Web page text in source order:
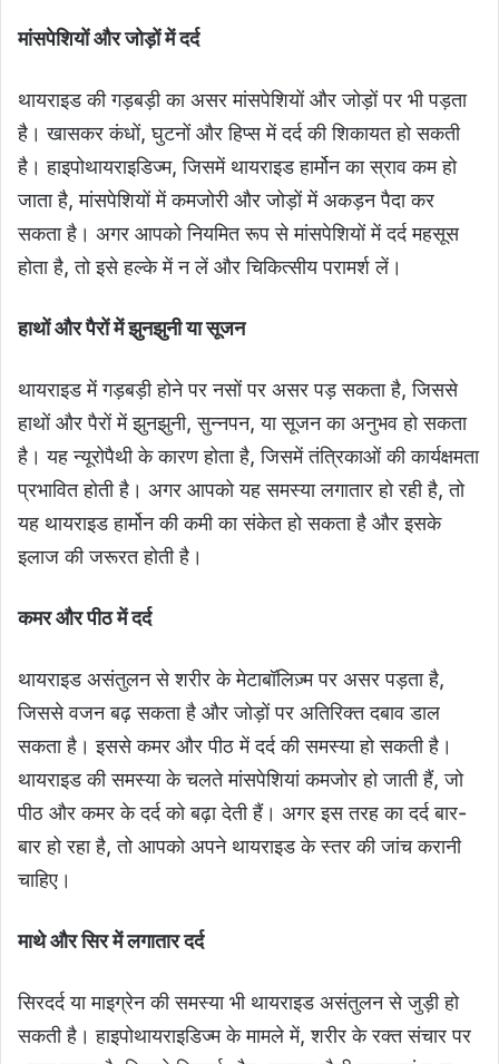
मांसपेशियों और जोड़ों में दर्द
थायराइड की गड़बड़ी का असर मांसपेशियों और जोड़ों पर भी पड़ता
है। खासकर कंधों, घुटनों और हिप्स में दर्द की शिकायत हो सकती
है। हाइपोथायराइडिज्म, जिसमें थायराइड हार्मोन का स्राव कम हो
जाता है, मांसपेशियों में कमजोरी और जोड़ों में अकड़न पैदा कर
सकता है। अगर आपको नियमित रूप से मांसपेशियों में दर्द महसूस
होता है, तो इसे हल्के में न लें और चिकित्सीय परामर्श लें।
हाथों और पैरों में झुनझुनी या सूजन
थायराइड में गड़बड़ी होने पर नसों पर असर पड़ सकता है, जिससे
हाथों और पैरों में झुनझुनी, सुन्नपन, या सूजन का अनुभव हो सकता
है। यह न्यूरोपैथी के कारण होता है, जिसमें तंत्रिकाओं की कार्यक्षमता
प्रभावित होती है। अगर आपको यह समस्या लगातार हो रही है, तो
यह थायराइड हार्मोन की कमी का संकेत हो सकता है और इसके
इलाज की जरूरत होती है।
कमर और पीठ में दर्द
थायराइड असंतुलन से शरीर के मेटाबॉलिज़्म पर असर पड़ता है,
जिससे वजन बढ़ सकता है और जोड़ों पर अतिरिक्त दबाव डाल
सकता है। इससे कमर और पीठ में दर्द की समस्या हो सकती है।
थायराइड की समस्या के चलते मांसपेशियां कमजोर हो जाती हैं, जो
पीठ और कमर के दर्द को बढ़ा देती हैं। अगर इस तरह का दर्द बार-
बार हो रहा है, तो आपको अपने थायराइड के स्तर की जांच करानी
चाहिए।
माथे और सिर में लगातार दर्द
सिरदर्द या माइग्रेन की समस्या भी थायराइड असंतुलन से जुड़ी हो
सकती है। हाइपोथायराइडिज्म के मामले में, शरीर के रक्त संचार पर